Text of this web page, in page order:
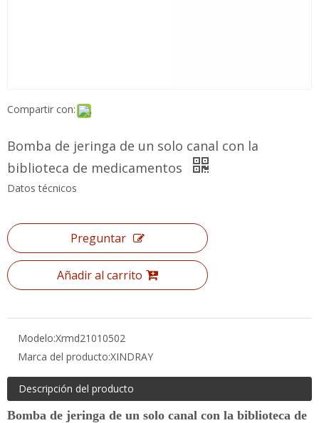
Compartir con:
Bomba de jeringa de un solo canal con la
biblioteca de medicamentos
Datos técnicos
Preguntar
Añadir al carrito
Modelo:Xrmd21010502
Marca del producto:XINDRAY
Descripción del producto
Bomba de jeringa de un solo canal con la biblioteca de